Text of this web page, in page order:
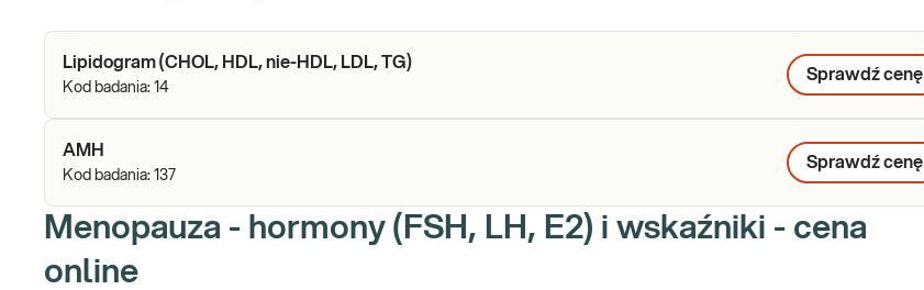
Lipidogram (CHOL, HDL, nie-HDL, LDL, TG)
Kod badania: 14
Sprawdź cenę
AMH
Kod badania: 137
Sprawdź cenę
Menopauza - hormony (FSH, LH, E2) i wskaźniki - cena
online